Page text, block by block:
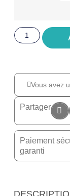
Vous avez
Partager
Paiement
garanti